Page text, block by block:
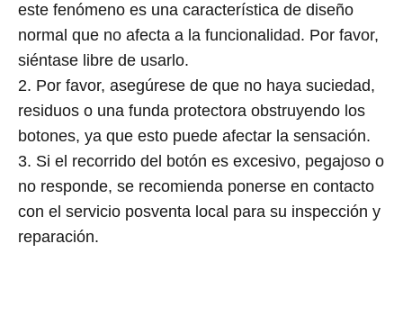
este fenómeno es una característica de diseño
normal que no afecta a la funcionalidad. Por favor,
siéntase libre de usarlo.
2. Por favor, asegúrese de que no haya suciedad,
residuos o una funda protectora obstruyendo los
botones, ya que esto puede afectar la sensación.
3. Si el recorrido del botón es excesivo, pegajoso o
no responde, se recomienda ponerse en contacto
con el servicio posventa local para su inspección y
reparación.